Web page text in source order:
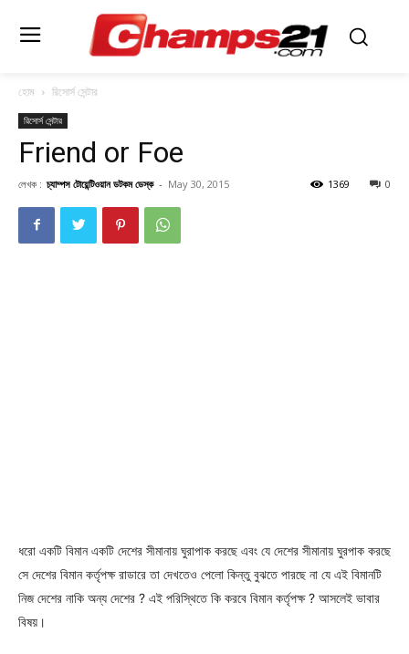
হোম রিসোর্স সেন্টার
রিসোর্স সেন্টার
Friend or Foe
লেখক : চ্যাম্পস টোয়েন্টিওয়ান ডটকম ডেস্ক - May 30, 2015 0
1369
ধরো একটি বিমান একটি দেশের সীমানায় ঘুরাপাক করছে এবং যে দেশের সীমানায় ঘুরপাক করছে
সে দেশের বিমান কর্তৃপক্ষ রাডারে তা দেখতেও পেলো কিন্তু বুঝতে পারছে না যে এই বিমানটি
নিজ দেশের নাকি অন্য দেশের ? এই পরিস্থিতে কি করবে বিমান কর্তৃপক্ষ ? আসলেই ভাবার
বিষয়।